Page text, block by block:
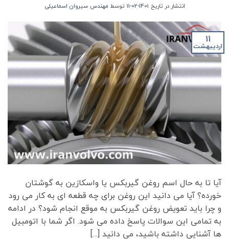
انتشار در تاریخ 1401-02-11 توسط مهندس سیروان اسماعیلی
11
اردیبهشت
آیا تا به حال اسم روغن گیربکس یا واسکازین به گوشتان
خورده؟ آیا می دانید این روغن برای چه قطعه ای به کار می رود
و چرا باید تعویض روغن گیربکس به موقع انجام شود؟ در ادامه
به تمامی این سوالات پاسخ داده می شود. اگر شما با اتومبیل
ها آشنایی داشته باشید، می دانید […]